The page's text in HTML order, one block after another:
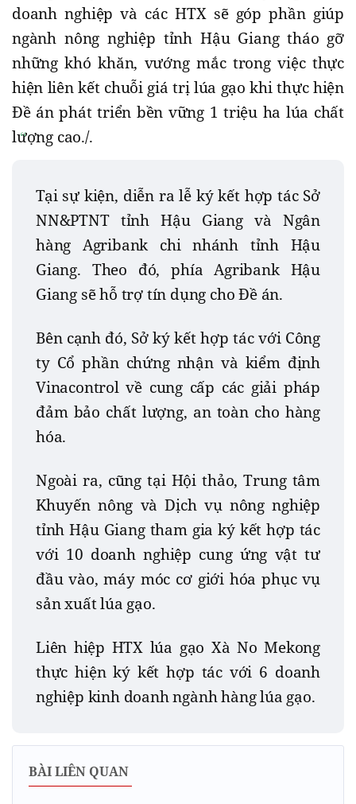
doanh nghiệp và các HTX sẽ góp phần giúp
ngành nông nghiệp tỉnh Hậu Giang tháo gỡ
những khó khăn, vướng mắc trong việc thực
hiện liên kết chuỗi giá trị lúa gạo khi thực hiện
Đề án phát triển bền vững 1 triệu ha lúa chất
lượng cao./.
Tại sự kiện, diễn ra lễ ký kết hợp tác Sở
NN&PTNT tỉnh Hậu Giang và Ngân
hàng Agribank chi nhánh tỉnh Hậu
Giang. Theo đó, phía Agribank Hậu
Giang sẽ hỗ trợ tín dụng cho Đề án.
Bên cạnh đó, Sở ký kết hợp tác với Công
ty Cổ phần chứng nhận và kiểm định
Vinacontrol về cung cấp các giải pháp
đảm bảo chất lượng, an toàn cho hàng
hóa.
Ngoài ra, cũng tại Hội thảo, Trung tâm
Khuyến nông và Dịch vụ nông nghiệp
tỉnh Hậu Giang tham gia ký kết hợp tác
với 10 doanh nghiệp cung ứng vật tư
đầu vào, máy móc cơ giới hóa phục vụ
sản xuất lúa gạo.
Liên hiệp HTX lúa gạo Xà No Mekong
thực hiện ký kết hợp tác với 6 doanh
nghiệp kinh doanh ngành hàng lúa gạo.
BÀI LIÊN QUAN